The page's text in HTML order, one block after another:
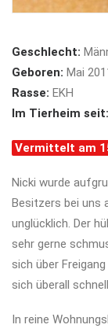
Geschlecht:
Geboren: Mai
Rasse: EKH
Im Tierheim seit:
Vermittelt am
Nicki wurde
Besitzers bei uns
unglücklich. Der
sehr gerne
sich über
sich überall
In reine